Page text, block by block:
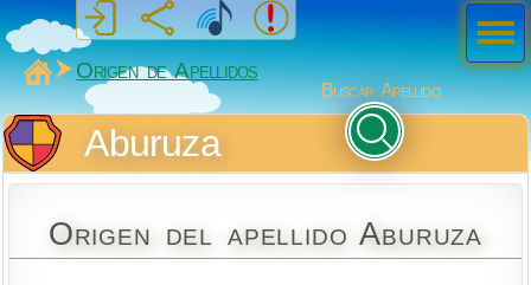
MiSabueso
Origen de Apellidos
Buscar Apellido
Aburuza
Origen del apellido Aburuza
Men
ú